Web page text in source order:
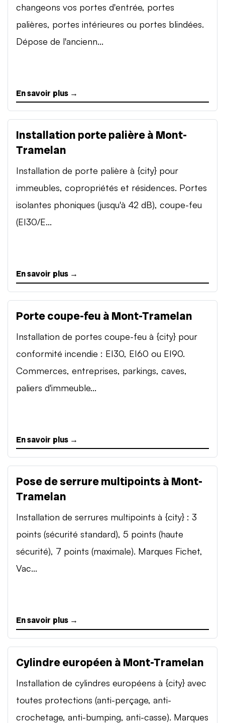
changeons vos portes d'entrée, portes
palières, portes intérieures ou portes blindées.
Dépose de l'ancienn...
En savoir plus →
Installation porte palière à Mont-
Tramelan
Installation de porte palière à {city} pour
immeubles, copropriétés et résidences. Portes
isolantes phoniques (jusqu'à 42 dB), coupe-feu
(EI30/E...
En savoir plus →
Porte coupe-feu à Mont-Tramelan
Installation de portes coupe-feu à {city} pour
conformité incendie : EI30, EI60 ou EI90.
Commerces, entreprises, parkings, caves,
paliers d'immeuble...
En savoir plus →
Pose de serrure multipoints à Mont-
Tramelan
Installation de serrures multipoints à {city} : 3
points (sécurité standard), 5 points (haute
sécurité), 7 points (maximale). Marques Fichet,
Vac...
En savoir plus →
Cylindre européen à Mont-Tramelan
Installation de cylindres européens à {city} avec
toutes protections (anti-perçage, anti-
crochetage, anti-bumping, anti-casse). Marques